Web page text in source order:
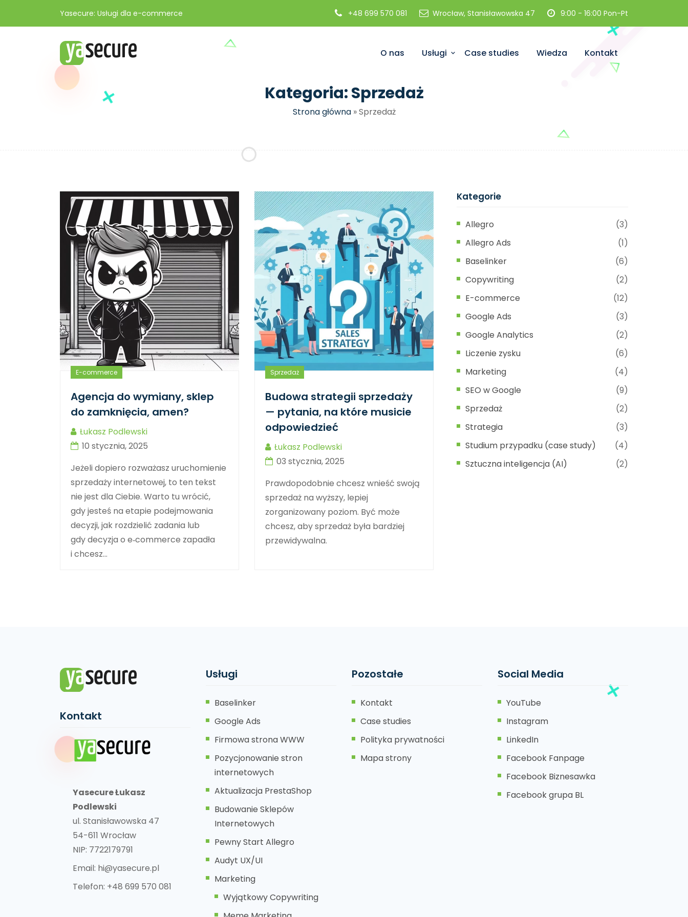
Yasecure: Usługi dla e-commerce +48 699 570 081 Wrocław, Stanisławowska 47 9:00 - 16:00 Pon-Pt
O nas Usługi Case studies Wiedza Kontakt
Kategoria:Sprzedaż
Strona główna»Sprzedaż
E-commerce
Agencja do wymiany, sklep
do zamknięcia, amen?
Łukasz Podlewski
10 stycznia, 2025
Jeżeli dopiero rozważasz uruchomienie
sprzedaży internetowej, to ten tekst
nie jest dla Ciebie. Warto tu wrócić,
gdy jesteś na etapie podejmowania
decyzji, jak rozdzielić zadania lub
gdy decyzja o e‑commerce zapadła
i chcesz…
Sprzedaż
Budowa strategii sprzedaży
— pytania, na które musicie
odpowiedzieć
Łukasz Podlewski
03 stycznia, 2025
Prawdopodobnie chcesz wnieść swoją
sprzedaż na wyższy, lepiej
zorganizowany poziom. Być może
chcesz, aby sprzedaż była bardziej
przewidywalna.
Kategorie
Allegro
(3)
Allegro Ads
(1)
Baselinker
(6)
Copywriting
(2)
E-commerce
(12)
Google Ads
(3)
Google Analytics
(2)
Liczenie zysku
(6)
Marketing
(4)
SEO w Google
(9)
Sprzedaż
(2)
Strategia
(3)
Studium przypadku (case study)
(4)
Sztuczna inteligencja (AI)
(2)
Kontakt
Yasecure Łukasz
Podlewski
ul. Stanisławowska 47
54-611 Wrocław
NIP: 7722179791
Email: hi@yasecure.pl
Telefon: +48 699 570 081
Usługi
Baselinker
Google Ads
Firmowa strona WWW
Pozycjonowanie stron
internetowych
Aktualizacja PrestaShop
Budowanie Sklepów
Internetowych
Pewny Start Allegro
Audyt UX/UI
Marketing
Wyjątkowy Copywriting
Pozostałe
Kontakt
Case studies
Polityka prywatności
Mapa strony
Social Media
YouTube
Instagram
LinkedIn
Facebook Fanpage
Facebook Biznesawka
Facebook grupa BL